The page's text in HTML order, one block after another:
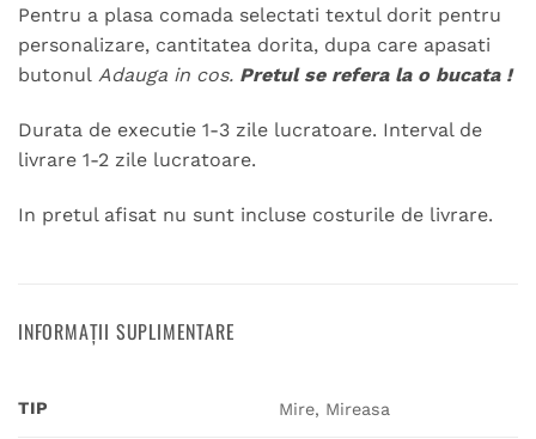
Pentru a plasa comada selectati textul dorit pentru
personalizare, cantitatea dorita, dupa care apasati
butonul Adauga in cos. Pretul se refera la o bucata !
Durata de executie 1-3 zile lucratoare. Interval de
livrare 1-2 zile lucratoare.
In pretul afisat nu sunt incluse costurile de livrare.
INFORMAȚII SUPLIMENTARE
TIP Mire, Mireasa